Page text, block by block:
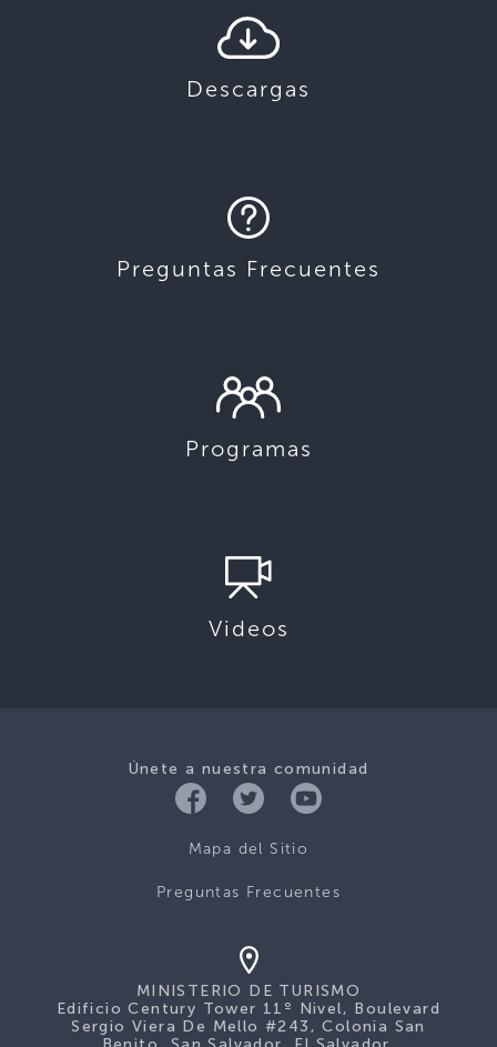
Descargas
Preguntas Frecuentes
Programas
Videos
Únete a nuestra comunidad
Mapa del Sitio
Preguntas Frecuentes
MINISTERIO DE TURISMO
Edificio Century Tower 11º Nivel, Boulevard
Sergio Viera De Mello #243, Colonia San